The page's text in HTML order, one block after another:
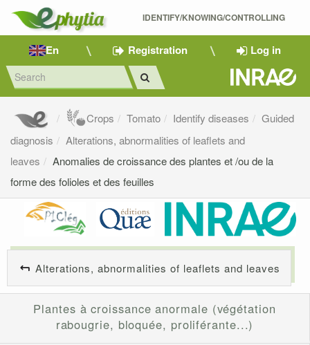
IDENTIFY/KNOWING/CONTROLLING
En Registration Log in
Crops Tomato Identify diseases
Guided
diagnosis
Alterations, abnormalities of leaflets and
leaves
Anomalies de croissance des plantes et /ou de la
forme des folioles et des feuilles
Alterations, abnormalities of leaflets and leaves
Plantes à croissance anormale (végétation
rabougrie, bloquée, proliférante...)